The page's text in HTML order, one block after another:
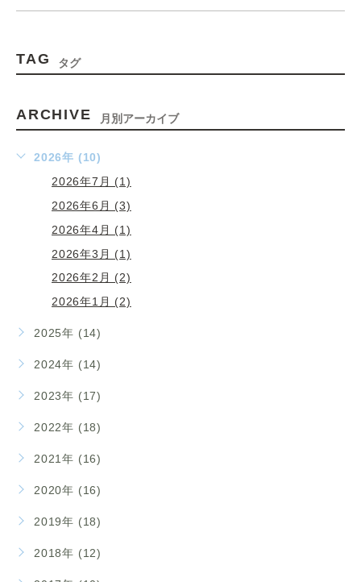
TAG タグ
ARCHIVE 月別アーカイブ
2026年 (10)
2026年7月 (1)
2026年6月 (3)
2026年4月 (1)
2026年3月 (1)
2026年2月 (2)
2026年1月 (2)
2025年 (14)
2024年 (14)
2023年 (17)
2022年 (18)
2021年 (16)
2020年 (16)
2019年 (18)
2018年 (12)